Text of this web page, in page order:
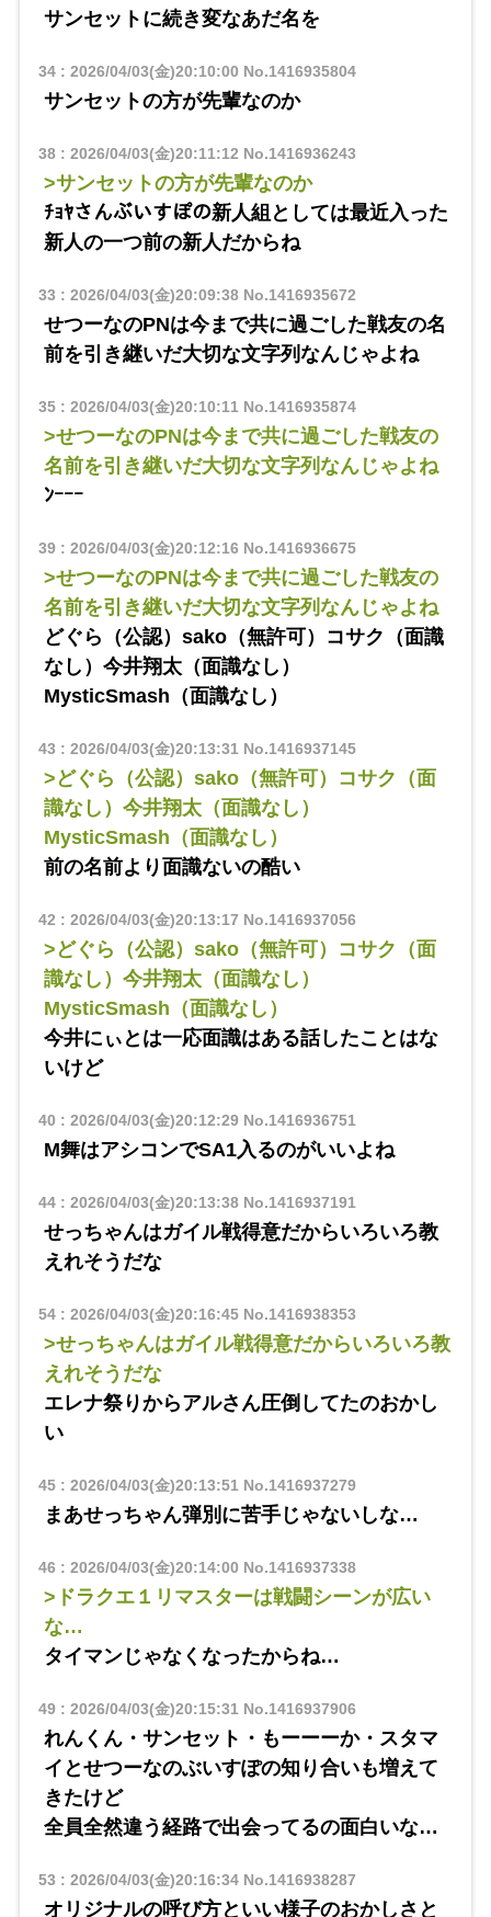
サンセットに続き変なあだ名を
34: 2026/04/03(金)20:10:00 No.1416935804
サンセットの方が先輩なのか
38: 2026/04/03(金)20:11:12 No.1416936243
>サンセットの方が先輩なのか
ﾁｮﾔさんぶいすぽの新人組としては最近入った
新人の一つ前の新人だからね
33 : 2026/04/03(金)20:09:38No.1416935672
せつーなのPNは今まで共に過ごした戦友の名
前を引き継いだ大切な文字列なんじゃよね
35: 2026/04/03(金)20:10:11No.1416935874
>せつーなのPNは今まで共に過ごした戦友の
名前を引き継いだ大切な文字列なんじゃよね
ﾝｰｰｰ
39: 2026/04/03(金)20:12:16 No.1416936675
>せつーなのPNは今まで共に過ごした戦友の
名前を引き継いだ大切な文字列なんじゃよね
どぐら（公認）sako（無許可）コサク（面識
なし）今井翔太（面識なし）
MysticSmash（面識なし）
43 : 2026/04/03(金)20:13:31No.1416937145
>どぐら（公認）sako（無許可）コサク（面
識なし）今井翔太（面識なし）
MysticSmash（面識なし）
前の名前より面識ないの酷い
42 : 2026/04/03(金)20:13:17 No.1416937056
>どぐら（公認）sako（無許可）コサク（面
識なし）今井翔太（面識なし）
MysticSmash（面識なし）
今井にぃとは一応面識はある話したことはな
いけど
40 : 2026/04/03(金)20:12:29No.1416936751
M舞はアシコンでSA1入るのがいいよね
44: 2026/04/03(金)20:13:38No.1416937191
せっちゃんはガイル戦得意だからいろいろ教
えれそうだな
54: 2026/04/03(金)20:16:45No.1416938353
>せっちゃんはガイル戦得意だからいろいろ教
えれそうだな
エレナ祭りからアルさん圧倒してたのおかし
い
45: 2026/04/03(金)20:13:51No.1416937279
まあせっちゃん弾別に苦手じゃないしな…
46 : 2026/04/03(金)20:14:00 No.1416937338
>ドラクエ１リマスターは戦闘シーンが広い
な…
タイマンじゃなくなったからね…
49: 2026/04/03(金)20:15:31No.1416937906
れんくん・サンセット・もーーーか・スタマ
イとせつーなのぶいすぽの知り合いも増えて
きたけど
全員全然違う経路で出会ってるの面白いな…
53 : 2026/04/03(金)20:16:34No.1416938287
オリジナルの呼び方といい様子のおかしさと